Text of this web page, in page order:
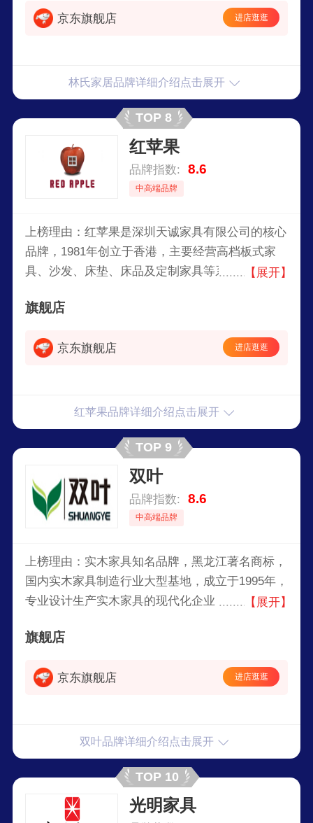
京东旗舰店 进店逛逛
林氏家居品牌详细介绍点击展开
TOP 8
红苹果
品牌指数: 8.6
中高端品牌
上榜理由：红苹果是深圳天诚家具有限公司的核心
品牌，1981年创立于香港，主要经营高档板式家
具、沙发、床垫、床品及定制家具等系列产品，集
企业。公司位于深圳市龙华新区鹊山工业园，占地
【展开】
旗舰店
京东旗舰店 进店逛逛
红苹果品牌详细介绍点击展开
TOP 9
双叶
品牌指数: 8.6
中高端品牌
上榜理由：实木家具知名品牌，黑龙江著名商标，
国内实木家具制造行业大型基地，成立于1995年，
专业设计生产实木家具的现代化企业，主要产品有
品、实木复合地板等系列近300多个品种。
【展开】
旗舰店
京东旗舰店 进店逛逛
双叶品牌详细介绍点击展开
TOP 10
光明家具